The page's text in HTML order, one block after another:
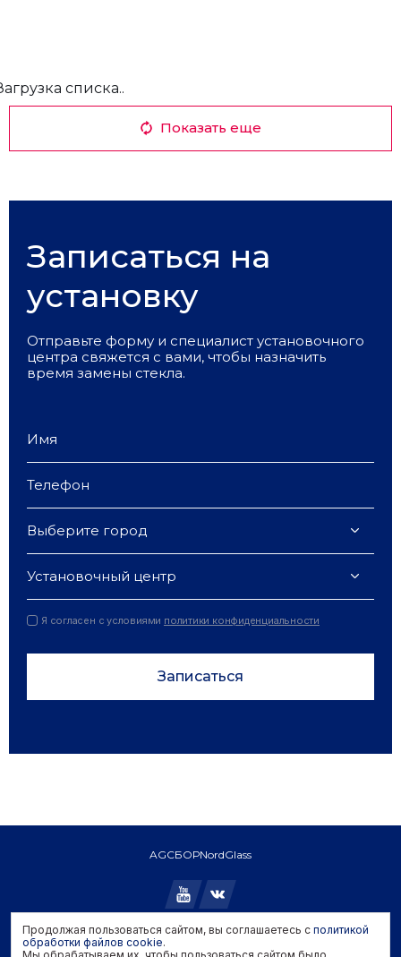
списка..
Показать еще
Записаться на
установку
Отправьте форму и специалист установочного
центра свяжется с вами, чтобы назначить
время замены стекла.
Выберите город
Установочный центр
Я согласен с условиями политики конфиденциальности
Записаться
AGCБОРNordGlass
Copyright © 2026 AGC. All rights reserved.
Продолжая пользоваться сайтом, вы соглашаетесь с политикой
обработки файлов cookie.